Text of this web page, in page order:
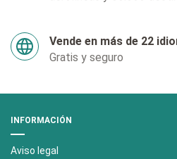
Vende en más de 22
Gratis y seguro
INFORMACIÓN
Aviso legal